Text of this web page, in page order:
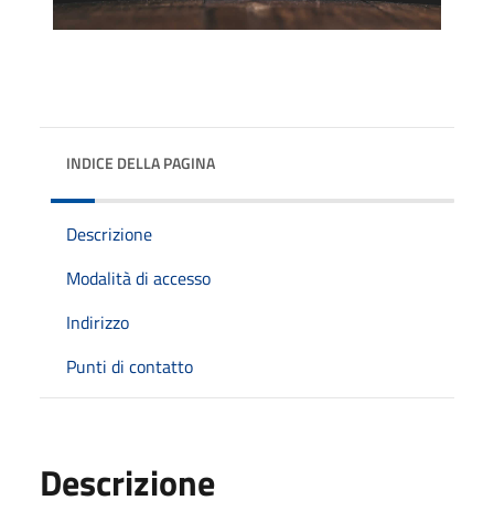
INDICE DELLA PAGINA
Descrizione
Modalità di accesso
Indirizzo
Punti di contatto
Descrizione